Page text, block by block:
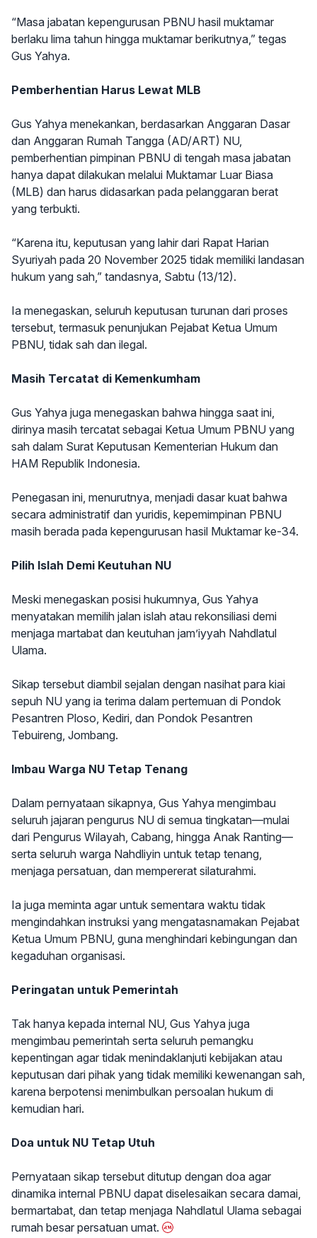
“Masa jabatan kepengurusan PBNU hasil muktamar
berlaku lima tahun hingga muktamar berikutnya,” tegas
Gus Yahya.
Pemberhentian Harus Lewat MLB
Gus Yahya menekankan, berdasarkan Anggaran Dasar
dan Anggaran Rumah Tangga (AD/ART) NU,
pemberhentian pimpinan PBNU di tengah masa jabatan
hanya dapat dilakukan melalui Muktamar Luar Biasa
(MLB) dan harus didasarkan pada pelanggaran berat
yang terbukti.
“Karena itu, keputusan yang lahir dari Rapat Harian
Syuriyah pada 20 November 2025 tidak memiliki landasan
hukum yang sah,” tandasnya, Sabtu (13/12).
Ia menegaskan, seluruh keputusan turunan dari proses
tersebut, termasuk penunjukan Pejabat Ketua Umum
PBNU, tidak sah dan ilegal.
Masih Tercatat di Kemenkumham
Gus Yahya juga menegaskan bahwa hingga saat ini,
dirinya masih tercatat sebagai Ketua Umum PBNU yang
sah dalam Surat Keputusan Kementerian Hukum dan
HAM Republik Indonesia.
Penegasan ini, menurutnya, menjadi dasar kuat bahwa
secara administratif dan yuridis, kepemimpinan PBNU
masih berada pada kepengurusan hasil Muktamar ke-34.
Pilih Islah Demi Keutuhan NU
Meski menegaskan posisi hukumnya, Gus Yahya
menyatakan memilih jalan islah atau rekonsiliasi demi
menjaga martabat dan keutuhan jam’iyyah Nahdlatul
Ulama.
Sikap tersebut diambil sejalan dengan nasihat para kiai
sepuh NU yang ia terima dalam pertemuan di Pondok
Pesantren Ploso, Kediri, dan Pondok Pesantren
Tebuireng, Jombang.
Imbau Warga NU Tetap Tenang
Dalam pernyataan sikapnya, Gus Yahya mengimbau
seluruh jajaran pengurus NU di semua tingkatan—mulai
dari Pengurus Wilayah, Cabang, hingga Anak Ranting—
serta seluruh warga Nahdliyin untuk tetap tenang,
menjaga persatuan, dan mempererat silaturahmi.
Ia juga meminta agar untuk sementara waktu tidak
mengindahkan instruksi yang mengatasnamakan Pejabat
Ketua Umum PBNU, guna menghindari kebingungan dan
kegaduhan organisasi.
Peringatan untuk Pemerintah
Tak hanya kepada internal NU, Gus Yahya juga
mengimbau pemerintah serta seluruh pemangku
kepentingan agar tidak menindaklanjuti kebijakan atau
keputusan dari pihak yang tidak memiliki kewenangan sah,
karena berpotensi menimbulkan persoalan hukum di
kemudian hari.
Doa untuk NU Tetap Utuh
Pernyataan sikap tersebut ditutup dengan doa agar
dinamika internal PBNU dapat diselesaikan secara damai,
bermartabat, dan tetap menjaga Nahdlatul Ulama sebagai
rumah besar persatuan umat.